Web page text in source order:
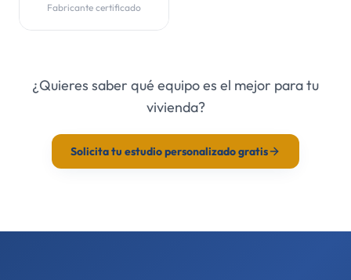
Fabricante certificado
¿Quieres saber qué equipo es el mejor para tu
vivienda?
Solicita tu estudio personalizado gratis